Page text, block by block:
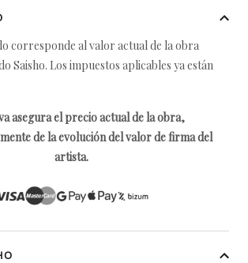
corresponde al valor actual de la obra
Saisho. Los impuestos aplicables ya están
asegura el precio actual de la obra,
de la evolución del valor de firma del
artista.